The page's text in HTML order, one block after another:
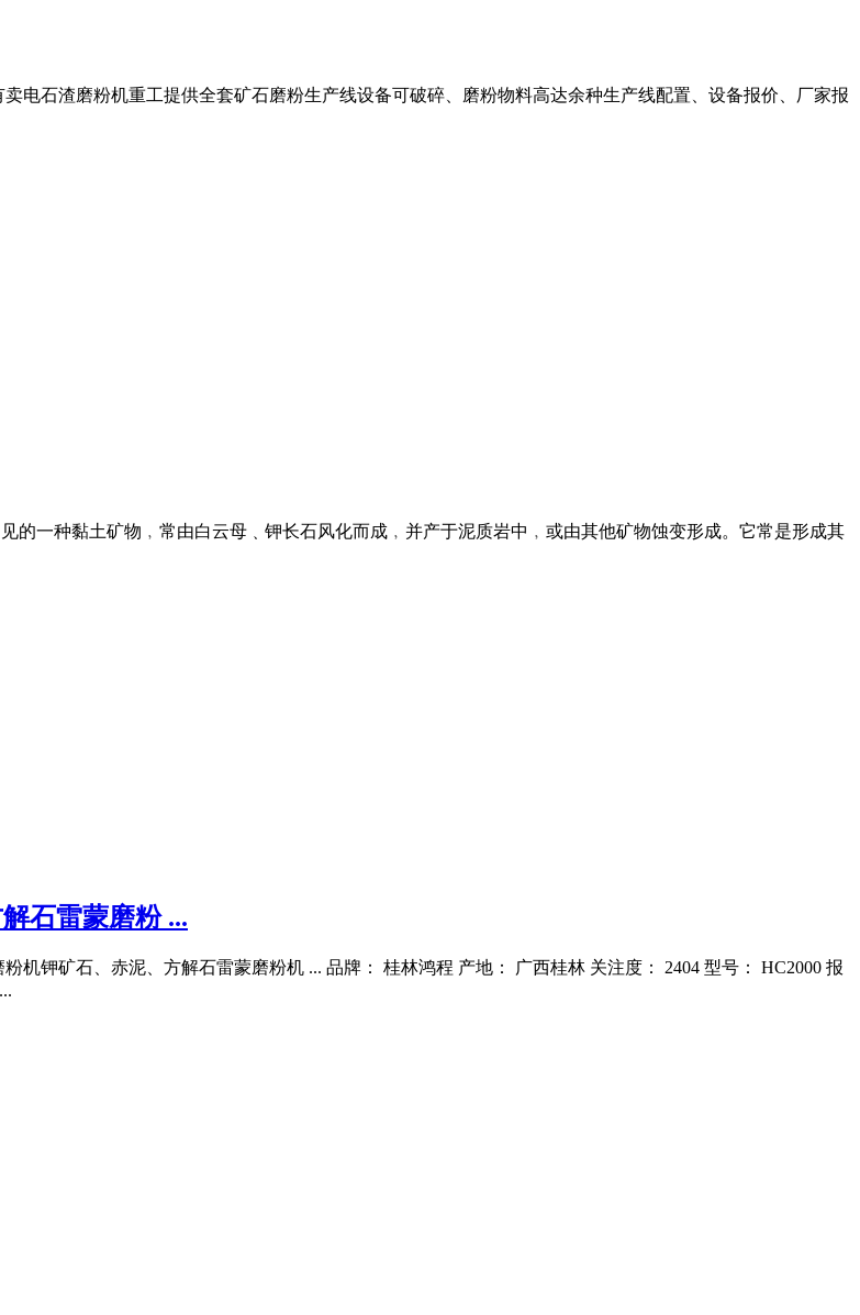
电石渣磨粉机重工提供全套矿石磨粉生产线设备可破碎、磨粉物料高达余种生产线配置、设备报价、厂家报
的一种黏土矿物﹐常由白云母﹑钾长石风化而成﹐并产于泥质岩中﹐或由其他矿物蚀变形成。它常是形成其
石雷蒙磨粉 ...
机钾矿石、赤泥、方解石雷蒙磨粉机 ... 品牌： 桂林鸿程 产地： 广西桂林 关注度： 2404 型号： HC2000 报